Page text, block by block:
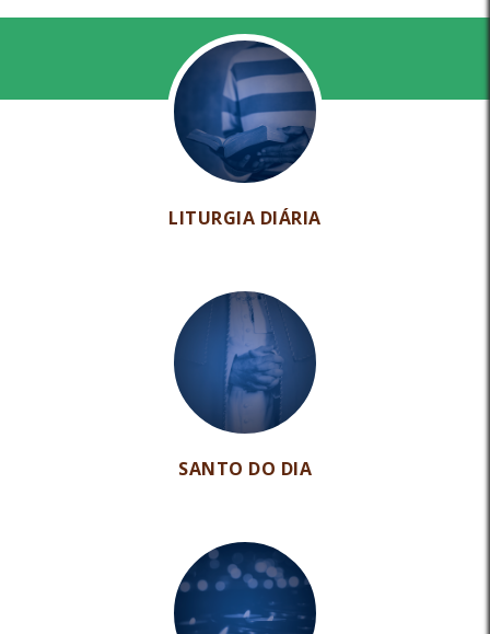
LITURGIA DIÁRIA
SANTO DO DIA